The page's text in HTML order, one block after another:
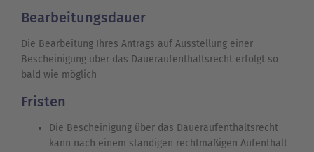
Bearbeitungsdauer
Die Bearbeitung Ihres Antrags auf Ausstellung einer
Bescheinigung über das Daueraufenthaltsrecht erfolgt so
bald wie möglich
Fristen
Die Bescheinigung über das Daueraufenthaltsrecht
kann nach einem ständigen rechtmäßigen Aufenthalt